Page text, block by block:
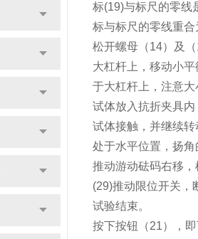
标(19)与标尺的零线
标与标尺的零线重合
松开螺母（14）及
大杠杆上，移动小
于大杠杆上，注意
试体放入抗折夹具
试体接触，并继续
处于水平位置，扬
推动游动砝码右移
(29)推动限位开关，
试验结束。
按下按钮（21），